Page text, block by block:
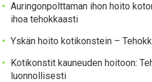
Auringonpolttaman ihon hoito
ihoa tehokkaasti
Yskän hoito kotikonstein –
Kotikonstit kauneuden hoitoon:
luonnollisesti